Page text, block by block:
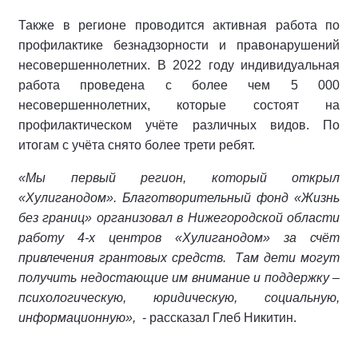
Также в регионе проводится активная работа по
профилактике безнадзорности и правонарушений
несовершеннолетних. В 2022 году индивидуальная
работа проведена с более чем 5 000
несовершеннолетних, которые состоят на
профилактическом учёте различных видов. По
итогам с учёта снято более трети ребят.
«Мы первый регион, который открыл
«Хулиганодом». Благотворительный фонд «Жизнь
без границ» организовал в Нижегородской области
работу 4-х центров «Хулиганодом» за счёт
привлечения грантовых средств.
Там дети могут
получить недостающие им внимание и поддержку –
психологическую, юридическую, социальную,
информационную», - рассказал Глеб Никитин.